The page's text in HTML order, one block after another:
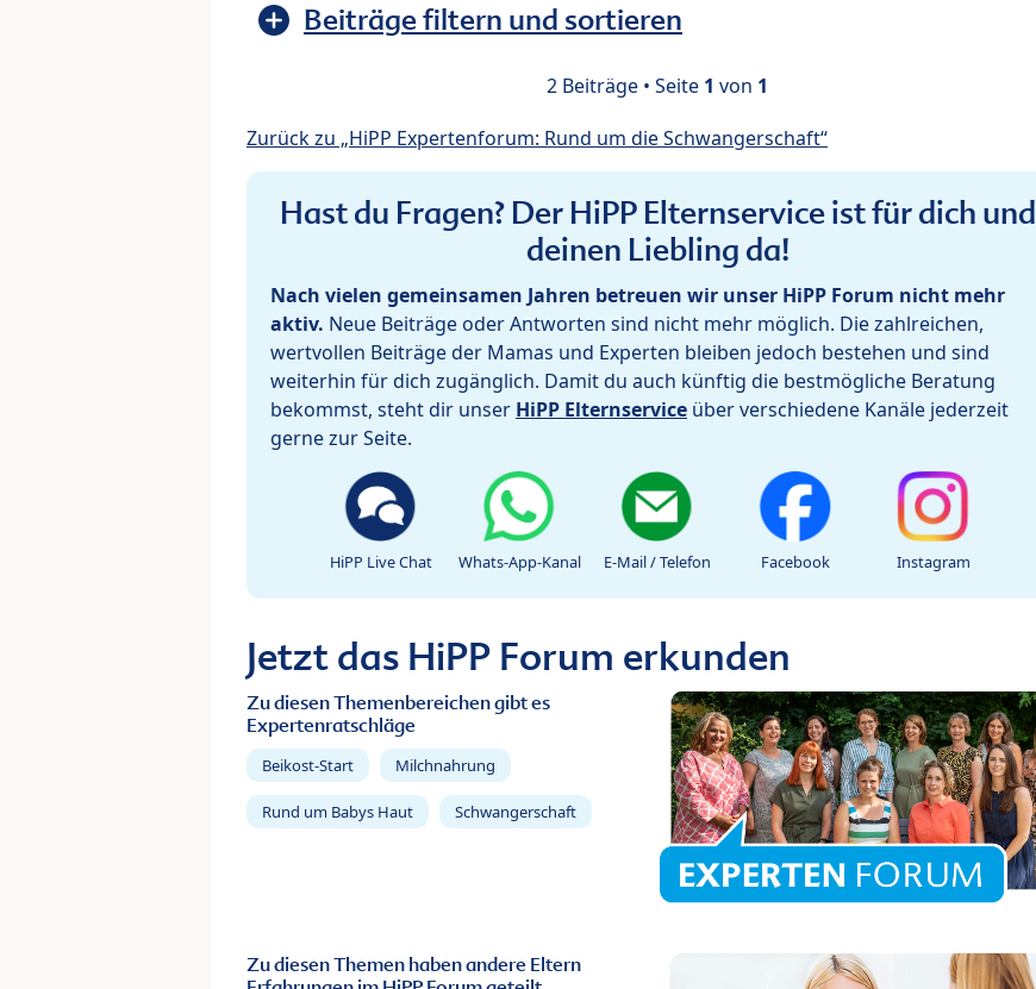
Beiträge filtern und sortieren
2 Beiträge • Seite 1 von 1
Zurück zu „HiPP Expertenforum: Rund um die Schwangerschaft“
Hast du Fragen? Der HiPP Elternservice ist für dich und
deinen Liebling da!
Nach vielen gemeinsamen Jahren betreuen wir unser HiPP Forum nicht mehr
aktiv. Neue Beiträge oder Antworten sind nicht mehr möglich. Die zahlreichen,
wertvollen Beiträge der Mamas und Experten bleiben jedoch bestehen und sind
weiterhin für dich zugänglich. Damit du auch künftig die bestmögliche Beratung
bekommst, steht dir unser HiPP Elternservice über verschiedene Kanäle jederzeit
gerne zur Seite.
HiPP Live Chat Whats-App-Kanal E-Mail / Telefon Facebook Instagram
Jetzt das HiPP Forum erkunden
Zu diesen Themenbereichen gibt es
Expertenratschläge
Beikost-Start Milchnahrung
Rund um Babys Haut Schwangerschaft
Zu diesen Themen haben andere Eltern